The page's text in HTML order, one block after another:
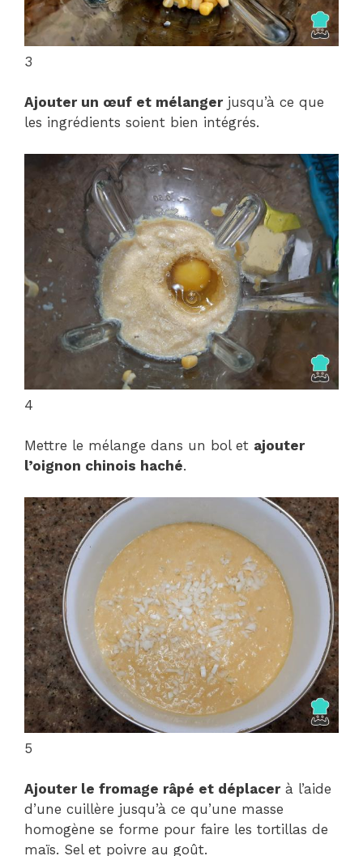
3
Ajouter un œuf et mélangerjusqu’à ce que
les ingrédients soient bien intégrés.
4
Mettre le mélange dans un bol et ajouter
l’oignon chinois haché.
5
Ajouter le fromage râpé et déplacerà l’aide
d’une cuillère jusqu’à ce qu’une masse
homogène se forme pour faire les tortillas de
maïs. Sel et poivre au goût.